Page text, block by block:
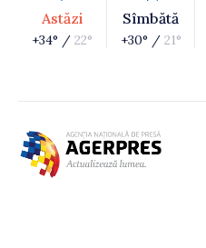
Astăzi
+34° / 22°
Sîmbătă
+30° / 21°